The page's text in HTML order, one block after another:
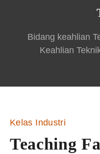
Bidang keahlian
Keahlian
Kelas Industri
Teaching